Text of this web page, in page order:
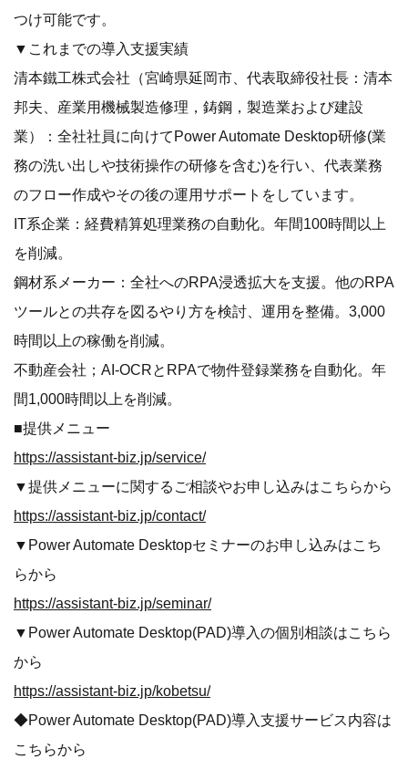
つけ可能です。
▼これまでの導入支援実績
清本鐵工株式会社（宮崎県延岡市、代表取締役社長：清本
邦夫、産業用機械製造修理，鋳鋼，製造業および建設
業）：全社社員に向けてPower Automate Desktop研修(業
務の洗い出しや技術操作の研修を含む)を行い、代表業務
のフロー作成やその後の運用サポートをしています。
IT系企業：経費精算処理業務の自動化。年間100時間以上
を削減。
鋼材系メーカー：全社へのRPA浸透拡大を支援。他のRPA
ツールとの共存を図るやり方を検討、運用を整備。3,000
時間以上の稼働を削減。
不動産会社；AI-OCRとRPAで物件登録業務を自動化。年
間1,000時間以上を削減。
■提供メニュー
https://assistant-biz.jp/service/
▼提供メニューに関するご相談やお申し込みはこちらから
https://assistant-biz.jp/contact/
▼Power Automate Desktopセミナーのお申し込みはこち
らから
https://assistant-biz.jp/seminar/
​​▼Power Automate Desktop(PAD)導入の個別相談はこちら
から
https://assistant-biz.jp/kobetsu/
◆Power Automate Desktop(PAD)導入支援サービス内容は
こちらから